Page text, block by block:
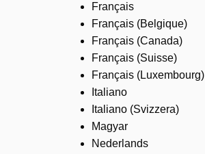
Français
Français (Belgique)
Français (Canada)
Français (Suisse)
Français (Luxembourg)
Italiano
Italiano (Svizzera)
Magyar
Nederlands